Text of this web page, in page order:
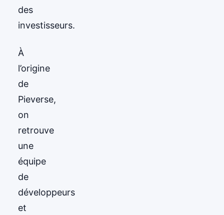
des
investisseurs.
À
l’origine
de
Pieverse,
on
retrouve
une
équipe
de
développeurs
et